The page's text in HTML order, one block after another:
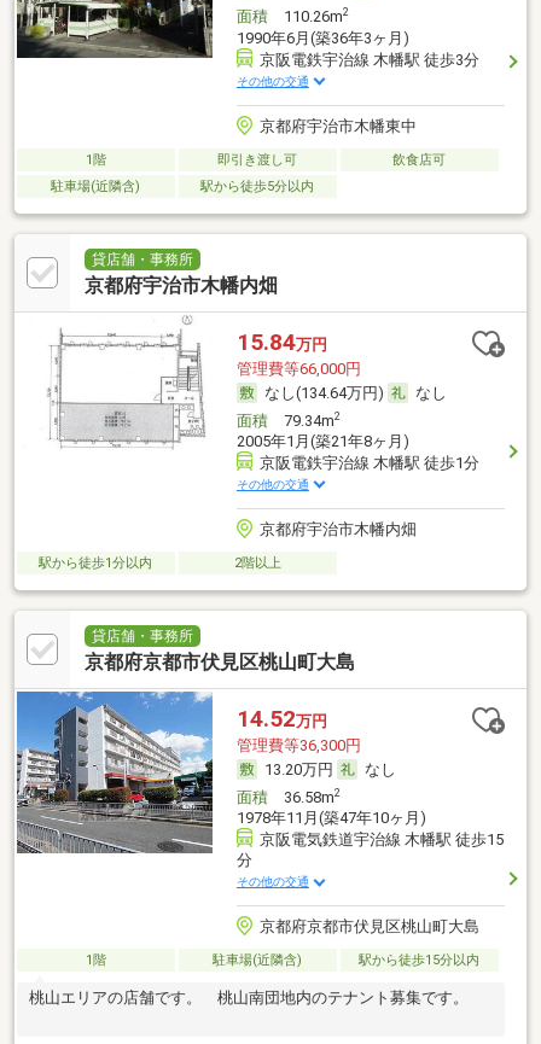
面積110.26m2
1990年6月(築36年3ヶ月)
京阪電鉄宇治線 木幡駅 徒歩3分
その他の交通
京都府宇治市木幡東中
1階 即引き渡し可
飲食店可
駐車場(近隣含)
駅から徒歩5分以内
貸店舗・事務所
京都府宇治市木幡内畑
15.84万円
管理費等66,000円
なし(134.64万円)
なし
面積79.34m2
2005年1月(築21年8ヶ月)
京阪電鉄宇治線 木幡駅 徒歩1分
その他の交通
京都府宇治市木幡内畑
駅から徒歩1分以内 2階以上
貸店舗・事務所
京都府京都市伏見区桃山町大島
14.52万円
管理費等36,300円
13.20万円
なし
面積36.58m2
1978年11月(築47年10ヶ月)
京阪電気鉄道宇治線 木幡駅 徒歩15
分
その他の交通
京都府京都市伏見区桃山町大島
1階 駐車場(近隣含) 駅から徒歩15分以内
桃山エリアの店舗です。 桃山南団地内のテナント募集です。